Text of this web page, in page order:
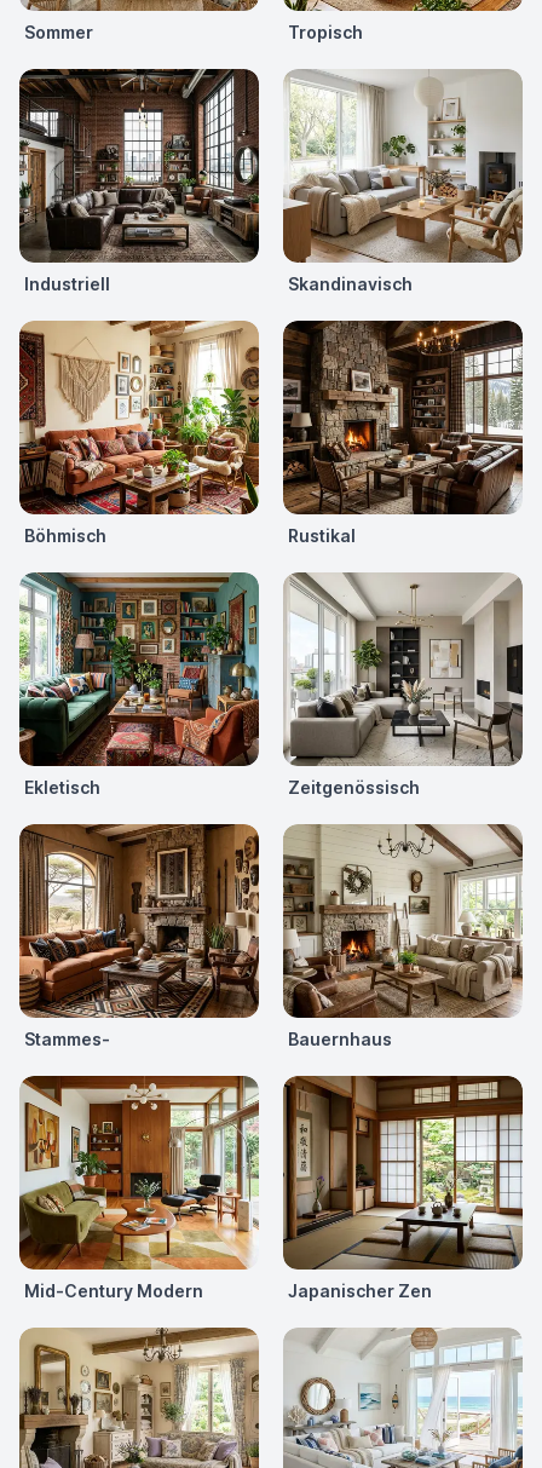
Sommer Tropisch
Industriell Skandinavisch
Böhmisch Rustikal
Ekletisch Zeitgenössisch
Stammes- Bauernhaus
Mid-Century Modern Japanischer Zen